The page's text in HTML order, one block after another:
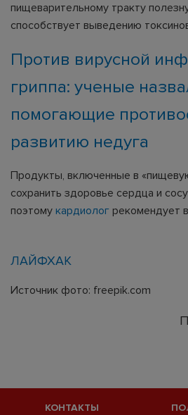
пищеварительному тракту
способствует выведению
Против вирусной
гриппа: ученые
помогающие
развитию недуга
Продукты, включенные в
сохранить здоровье сердца и
поэтому кардиолог рекомендует
ЛАЙФХАК
Источник фото: freepik.com
КОНТАКТЫ